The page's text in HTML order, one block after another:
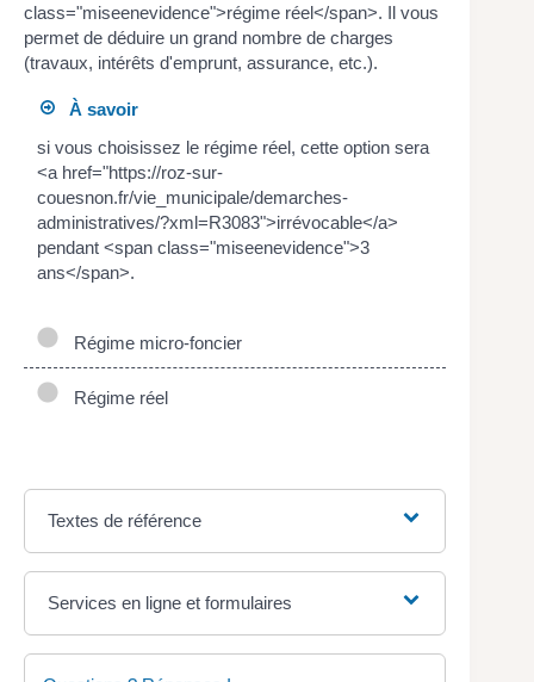
class="miseenevidence">régime réel</span>. Il vous
permet de déduire un grand nombre de charges
(travaux, intérêts d'emprunt, assurance, etc.).
À savoir
si vous choisissez le régime réel, cette option sera
<a href="https://roz-sur-
couesnon.fr/vie_municipale/demarches-
administratives/?xml=R3083">irrévocable</a>
pendant <span class="miseenevidence">3
ans</span>.
Régime micro-foncier
Régime réel
Textes de référence
Services en ligne et formulaires